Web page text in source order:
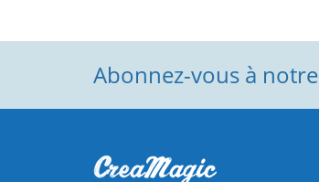
Abonnez-vous à notre